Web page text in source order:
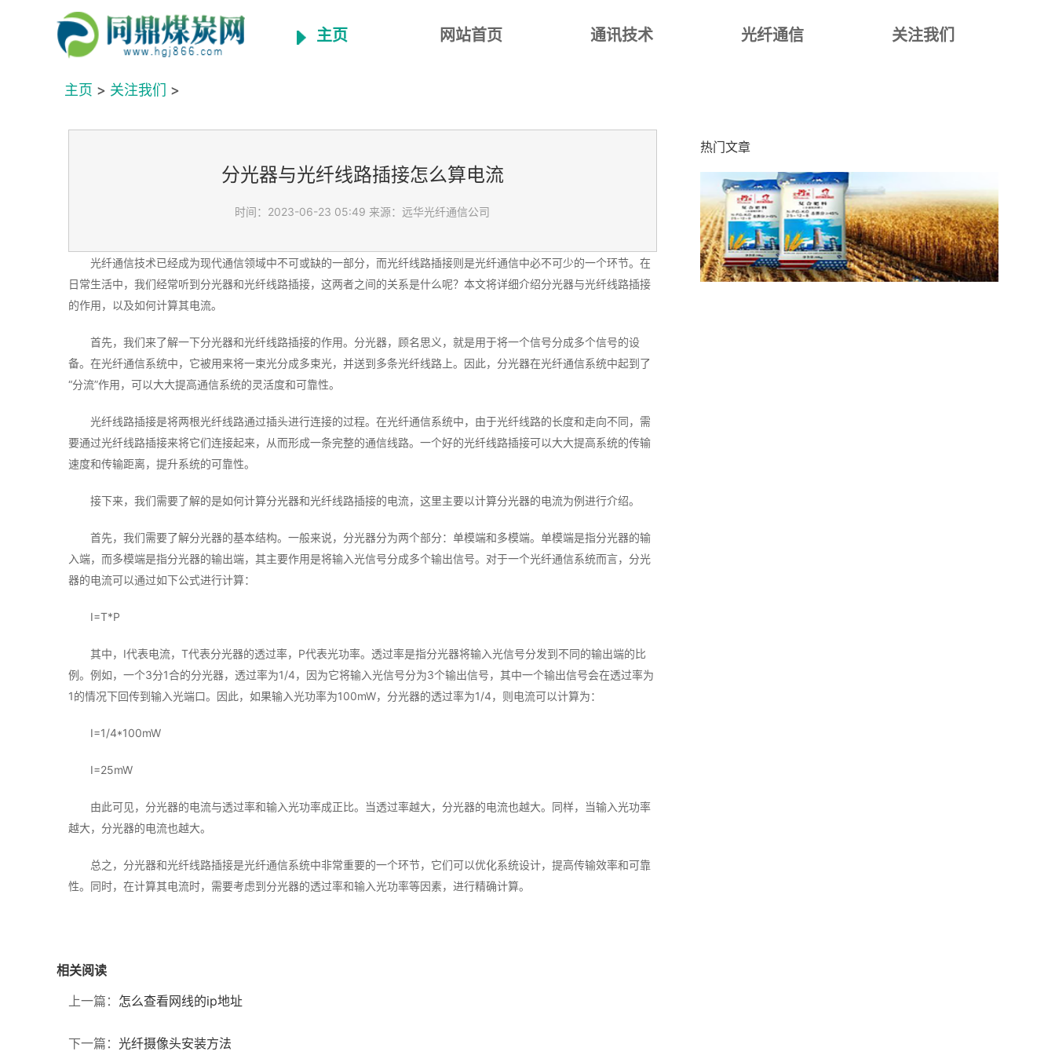
主页 网站首页 通讯技术 光纤通信 关注我们
主页 > 关注我们 >
分光器与光纤线路插接怎么算电流
时间：2023-06-23 05:49 来源：远华光纤通信公司
光纤通信技术已经成为现代通信领域中不可或缺的一部分，而光纤线路插接则是光纤通信中必不可少的一个环节。在
日常生活中，我们经常听到分光器和光纤线路插接，这两者之间的关系是什么呢？本文将详细介绍分光器与光纤线路插接
的作用，以及如何计算其电流。
首先，我们来了解一下分光器和光纤线路插接的作用。分光器，顾名思义，就是用于将一个信号分成多个信号的设
备。在光纤通信系统中，它被用来将一束光分成多束光，并送到多条光纤线路上。因此，分光器在光纤通信系统中起到了
“分流”作用，可以大大提高通信系统的灵活度和可靠性。
光纤线路插接是将两根光纤线路通过插头进行连接的过程。在光纤通信系统中，由于光纤线路的长度和走向不同，需
要通过光纤线路插接来将它们连接起来，从而形成一条完整的通信线路。一个好的光纤线路插接可以大大提高系统的传输
速度和传输距离，提升系统的可靠性。
接下来，我们需要了解的是如何计算分光器和光纤线路插接的电流，这里主要以计算分光器的电流为例进行介绍。
首先，我们需要了解分光器的基本结构。一般来说，分光器分为两个部分：单模端和多模端。单模端是指分光器的输
入端，而多模端是指分光器的输出端，其主要作用是将输入光信号分成多个输出信号。对于一个光纤通信系统而言，分光
器的电流可以通过如下公式进行计算：
I=T*P
其中，I代表电流，T代表分光器的透过率，P代表光功率。透过率是指分光器将输入光信号分发到不同的输出端的比
例。例如，一个3分1合的分光器，透过率为1/4，因为它将输入光信号分为3个输出信号，其中一个输出信号会在透过率为
1的情况下回传到输入光端口。因此，如果输入光功率为100mW，分光器的透过率为1/4，则电流可以计算为：
I=1/4*100mW
I=25mW
由此可见，分光器的电流与透过率和输入光功率成正比。当透过率越大，分光器的电流也越大。同样，当输入光功率
越大，分光器的电流也越大。
总之，分光器和光纤线路插接是光纤通信系统中非常重要的一个环节，它们可以优化系统设计，提高传输效率和可靠
性。同时，在计算其电流时，需要考虑到分光器的透过率和输入光功率等因素，进行精确计算。
相关阅读
上一篇： 怎么查看网线的ip地址
下一篇： 光纤摄像头安装方法
热门文章